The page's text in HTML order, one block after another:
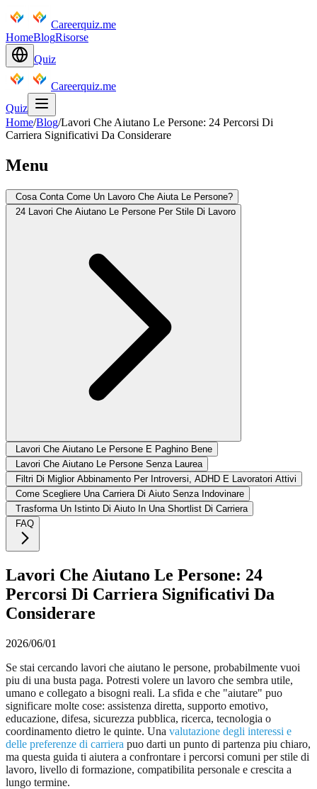
Careerquiz.me
HomeBlogRisorse
Quiz
Careerquiz.me
Quiz
Home/Blog/Lavori Che Aiutano Le Persone: 24 Percorsi Di
Carriera Significativi Da Considerare
Menu
Cosa Conta Come Un Lavoro Che Aiuta Le Persone?
24 Lavori Che Aiutano Le Persone Per Stile Di Lavoro
Lavori Che Aiutano Le Persone E Paghino Bene
Lavori Che Aiutano Le Persone Senza Laurea
Filtri Di Miglior Abbinamento Per Introversi, ADHD E Lavoratori Attivi
Come Scegliere Una Carriera Di Aiuto Senza Indovinare
Trasforma Un Istinto Di Aiuto In Una Shortlist Di Carriera
FAQ
Lavori Che Aiutano Le Persone: 24
Percorsi Di Carriera Significativi Da
Considerare
2026/06/01
Se stai cercando lavori che aiutano le persone, probabilmente vuoi
piu di una busta paga. Potresti volere un lavoro che sembra utile,
umano e collegato a bisogni reali. La sfida e che "aiutare" puo
significare molte cose: assistenza diretta, supporto emotivo,
educazione, difesa, sicurezza pubblica, ricerca, tecnologia o
coordinamento dietro le quinte. Una valutazione degli interessi e
delle preferenze di carriera puo darti un punto di partenza piu chiaro,
ma questa guida ti aiutera a confrontare i percorsi comuni per stile di
lavoro, livello di formazione, compatibilita personale e crescita a
lungo termine.